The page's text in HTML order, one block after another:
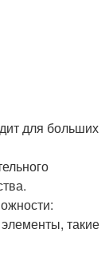
для больших
такие